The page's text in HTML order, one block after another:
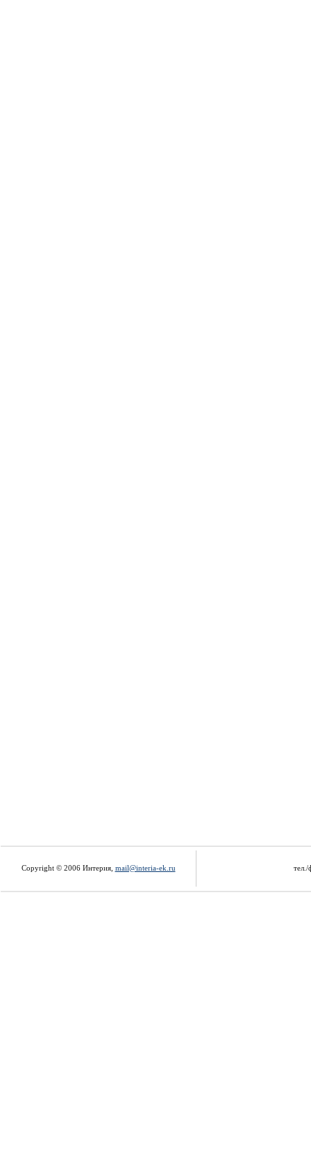
Copyright © 2006 Интерия, mail@interia-ek.ru